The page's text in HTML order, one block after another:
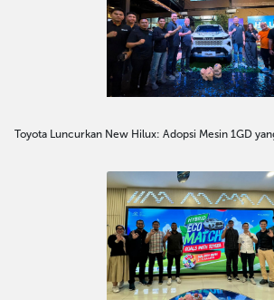
Toyota Luncurkan New Hilux: Adopsi Mesin 1GD